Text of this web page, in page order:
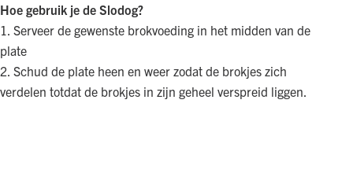
Hoe gebruik je de Slodog?
1. Serveer de gewenste brokvoeding in het midden van de
plate
2. Schud de plate heen en weer zodat de brokjes zich
verdelen totdat de brokjes in zijn geheel verspreid liggen.